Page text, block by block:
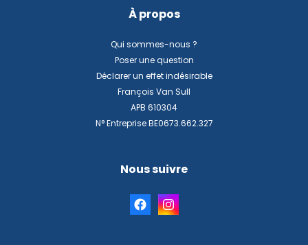
À propos
Qui sommes-nous ?
Poser une question
Déclarer un effet indésirable
François Van Sull
APB 610304
N° Entreprise BE0673.662.327
Nous suivre